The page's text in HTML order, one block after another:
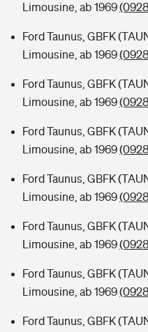
Limousine, ab 1969
Ford Taunus, GBFK
Limousine, ab 1969
Ford Taunus, GBFK
Limousine, ab 1969
Ford Taunus, GBFK
Limousine, ab 1969
Ford Taunus, GBFK
Limousine, ab 1969
Ford Taunus, GBFK
Limousine, ab 1969
Ford Taunus, GBFK
Limousine, ab 1969
Ford Taunus, GBFK